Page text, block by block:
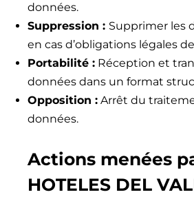
données.
Suppression : Supprimer les
en cas d’obligations légales
Portabilité : Réception et
données dans un format
Opposition : Arrêt du
données.
Actions menées
HOTELES DEL